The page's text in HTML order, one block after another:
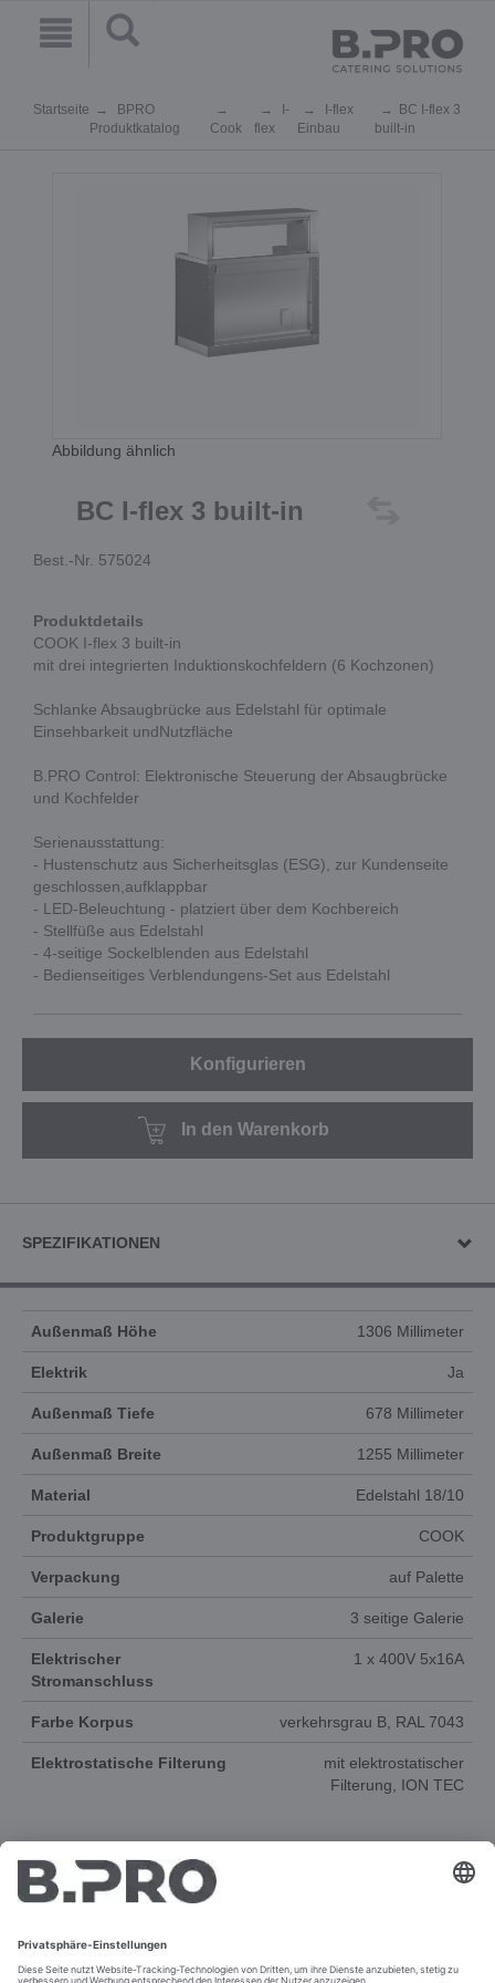
Startseite
BPRO
Produktkatalog
Cook
I-
flex
I-flex
Einbau
BC I-flex 3
built-in
Abbildung ähnlich
BC I-flex 3 built-in
Best.-Nr. 575024
Produktdetails
COOK I-flex 3 built-in
mit drei integrierten Induktionskochfeldern (6 Kochzonen)
Schlanke Absaugbrücke aus Edelstahl für optimale
Einsehbarkeit undNutzfläche
B.PRO Control: Elektronische Steuerung der Absaugbrücke
und Kochfelder
Serienausstattung:
- Hustenschutz aus Sicherheitsglas (ESG), zur Kundenseite
geschlossen,aufklappbar
- LED-Beleuchtung - platziert über dem Kochbereich
- Stellfüße aus Edelstahl
- 4-seitige Sockelblenden aus Edelstahl
- Bedienseitiges Verblendungens-Set aus Edelstahl
Konfigurieren
In den Warenkorb
SPEZIFIKATIONEN
Außenmaß Höhe 1306 Millimeter
Elektrik Ja
Außenmaß Tiefe 678 Millimeter
Außenmaß Breite 1255 Millimeter
Material Edelstahl 18/10
Produktgruppe COOK
Verpackung auf Palette
Galerie 3 seitige Galerie
Elektrischer
Stromanschluss
1 x 400V 5x16A
Farbe Korpus verkehrsgrau B, RAL 7043
Elektrostatische Filterung
mit elektrostatischer
Filterung, ION TEC